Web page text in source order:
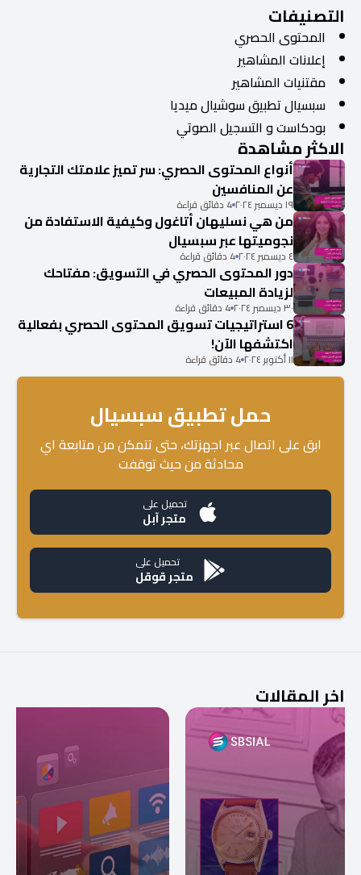
التصنيفات
المحتوى الحصري
إعلانات المشاهير
مقتنيات المشاهير
سبسيال تطبيق سوشيال ميديا
بودكاست و التسجيل الصوتي
الاكثر مشاهدة
أنواع المحتوى الحصري: سر تميز علامتك التجارية
عن المنافسين
١٩ ديسمبر ٢٠٢٤ 4 دقائق قراءة
من هي نسليهان أتاغول وكيفية الاستفادة من
نجوميتها عبر سبسيال
٤ ديسمبر ٢٠٢٤ 4 دقائق قراءة
دور المحتوى الحصري في التسويق: مفتاحك
لزيادة المبيعات
٣٠ ديسمبر ٢٠٢٤ 4 دقائق قراءة
6 استراتيجيات تسويق المحتوى الحصري بفعالية
اكتشفها الآن!
١١ أكتوبر ٢٠٢٤ 4 دقائق قراءة
حمل تطبيق سبسيال
ابق على اتصال عبر اجهزتك، حتى تتمكن من متابعة اي
محادثة من حيث توقفت
تحميل على
متجر آبل
تحميل على
متجر قوقل
اخر المقالات